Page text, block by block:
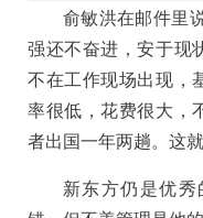
俞敏洪在邮件里
强还不奋进，安于现
不在工作现场出现，
率很低，花费很大，
者出国一年两趟。这
新东方仍是优